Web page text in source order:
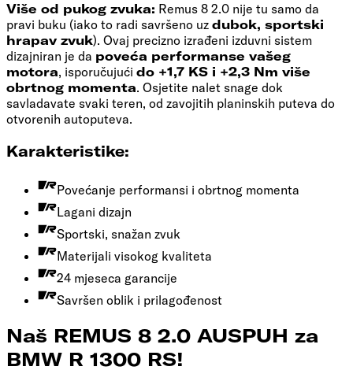
Više od pukog zvuka: Remus 8 2.0 nije tu samo da
pravi buku (iako to radi savršeno uz dubok, sportski
hrapav zvuk). Ovaj precizno izrađeni izduvni sistem
dizajniran je da poveća performanse vašeg
motora, isporučujući do +1,7 KS i +2,3 Nm više
obrtnog momenta. Osjetite nalet snage dok
savladavate svaki teren, od zavojitih planinskih puteva do
otvorenih autoputeva.
Karakteristike:
Povećanje performansi i obrtnog momenta
Lagani dizajn
Sportski, snažan zvuk
Materijali visokog kvaliteta
24 mjeseca garancije
Savršen oblik i prilagođenost
Naš REMUS 8 2.0 AUSPUH za
BMW R 1300 RS!